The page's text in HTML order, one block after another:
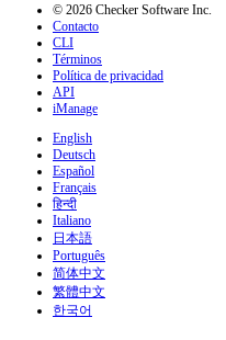
© 2026 Checker Software Inc.
Contacto
CLI
Términos
Política de privacidad
API
iManage
English
Deutsch
Español
Français
हिन्दी
Italiano
日本語
Português
简体中文
繁體中文
한국어